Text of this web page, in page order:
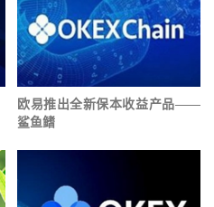
欧易推出全新保本收益产品——
鲨鱼鳍